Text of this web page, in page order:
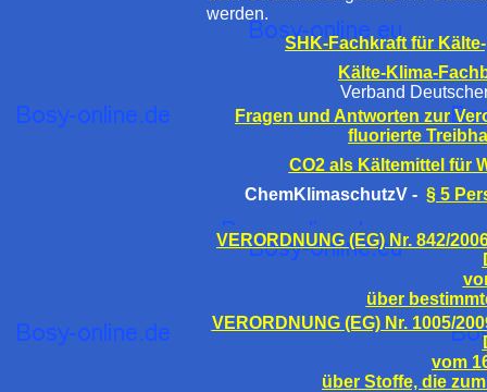
werden.
SHK-Fachkraft für
Kälte-Klima-
Verband
Fragen und Antworten zur
fluorierte
CO2 als Kältemittel für
ChemKlimaschutzV - § 5
VERORDNUNG (EG) Nr. 842/
über
VERORDNUNG (EG) Nr. 1005/
vom
über Stoffe, die